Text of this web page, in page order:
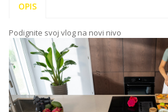
OPIS
Podignite svoj vlog na novi nivo